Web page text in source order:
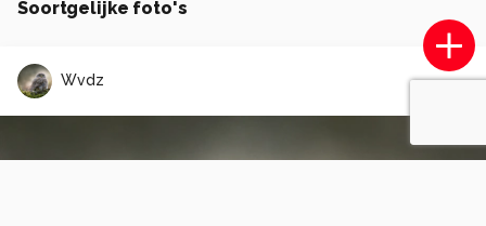
Soortgelijke foto's
Wvdz